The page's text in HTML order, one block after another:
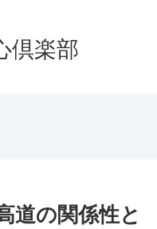
倶楽部
道の関係性と